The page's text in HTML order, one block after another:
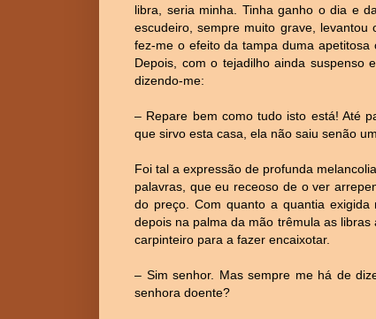
libra, seria minha. Tinha ganho o dia e
escudeiro, sempre muito grave,
fez-me o efeito da tampa duma
Depois, com o tejadilho ainda suspenso
dizendo-me:
– Repare bem como tudo isto está! Até
que sirvo esta casa, ela não saiu senão
Foi tal a expressão de profunda
palavras, que eu receoso de o ver
do preço. Com quanto a quantia exigida
depois na palma da mão trêmula as
carpinteiro para a fazer encaixotar.
– Sim senhor. Mas sempre me há de
senhora doente?